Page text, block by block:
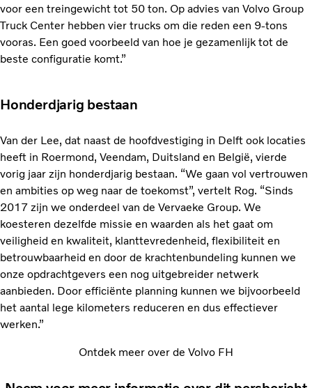
voor een treingewicht tot 50 ton. Op advies van Volvo Group
Truck Center hebben vier trucks om die reden een 9-tons
vooras. Een goed voorbeeld van hoe je gezamenlijk tot de
beste configuratie komt.”
Honderdjarig bestaan
Van der Lee, dat naast de hoofdvestiging in Delft ook locaties
heeft in Roermond, Veendam, Duitsland en België, vierde
vorig jaar zijn honderdjarig bestaan. “We gaan vol vertrouwen
en ambities op weg naar de toekomst”, vertelt Rog. “Sinds
2017 zijn we onderdeel van de Vervaeke Group. We
koesteren dezelfde missie en waarden als het gaat om
veiligheid en kwaliteit, klanttevredenheid, flexibiliteit en
betrouwbaarheid en door de krachtenbundeling kunnen we
onze opdrachtgevers een nog uitgebreider netwerk
aanbieden. Door efficiënte planning kunnen we bijvoorbeeld
het aantal lege kilometers reduceren en dus effectiever
werken.”
Ontdek meer over de Volvo FH